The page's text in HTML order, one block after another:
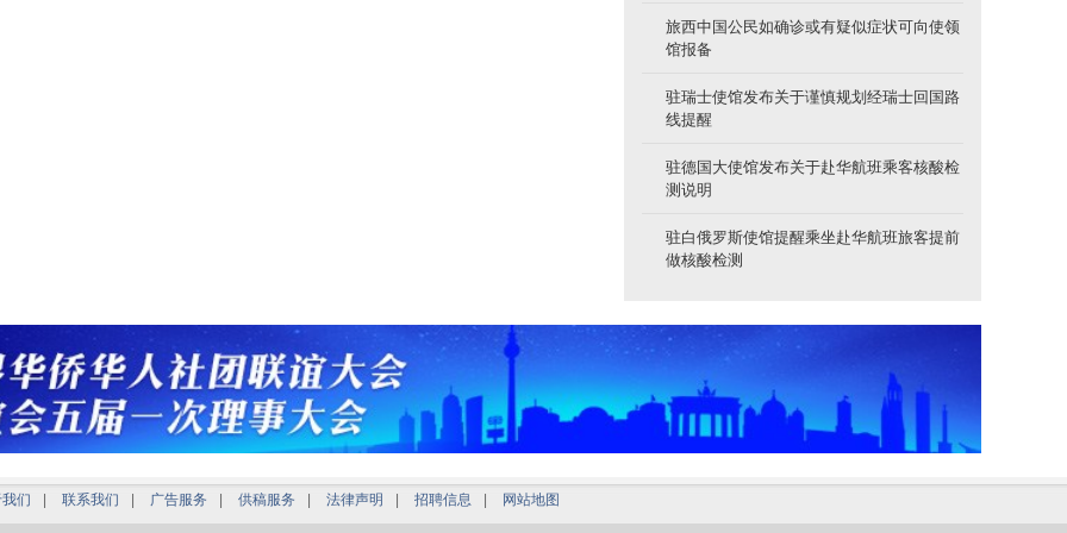
旅西中国公民如确诊或有疑似症状可向使领
馆报备
驻瑞士使馆发布关于谨慎规划经瑞士回国路
线提醒
驻德国大使馆发布关于赴华航班乘客核酸检
测说明
驻白俄罗斯使馆提醒乘坐赴华航班旅客提前
做核酸检测
们 联系我们 广告服务 供稿服务 法律声明 招聘信息 网站地图